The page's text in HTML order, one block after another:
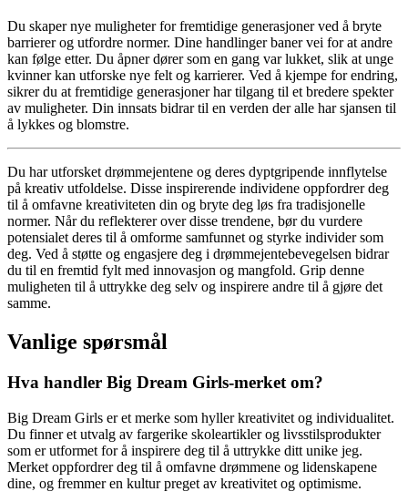
Du skaper nye muligheter for fremtidige generasjoner ved å bryte
barrierer og utfordre normer. Dine handlinger baner vei for at andre
kan følge etter. Du åpner dører som en gang var lukket, slik at unge
kvinner kan utforske nye felt og karrierer. Ved å kjempe for endring,
sikrer du at fremtidige generasjoner har tilgang til et bredere spekter
av muligheter. Din innsats bidrar til en verden der alle har sjansen til
å lykkes og blomstre.
Du har utforsket drømmejentene og deres dyptgripende innflytelse
på kreativ utfoldelse. Disse inspirerende individene oppfordrer deg
til å omfavne kreativiteten din og bryte deg løs fra tradisjonelle
normer. Når du reflekterer over disse trendene, bør du vurdere
potensialet deres til å omforme samfunnet og styrke individer som
deg. Ved å støtte og engasjere deg i drømmejentebevegelsen bidrar
du til en fremtid fylt med innovasjon og mangfold. Grip denne
muligheten til å uttrykke deg selv og inspirere andre til å gjøre det
samme.
Vanlige spørsmål
Hva handler Big Dream Girls-merket om?
Big Dream Girls er et merke som hyller kreativitet og individualitet.
Du finner et utvalg av fargerike skoleartikler og livsstilsprodukter
som er utformet for å inspirere deg til å uttrykke ditt unike jeg.
Merket oppfordrer deg til å omfavne drømmene og lidenskapene
dine, og fremmer en kultur preget av kreativitet og optimisme.